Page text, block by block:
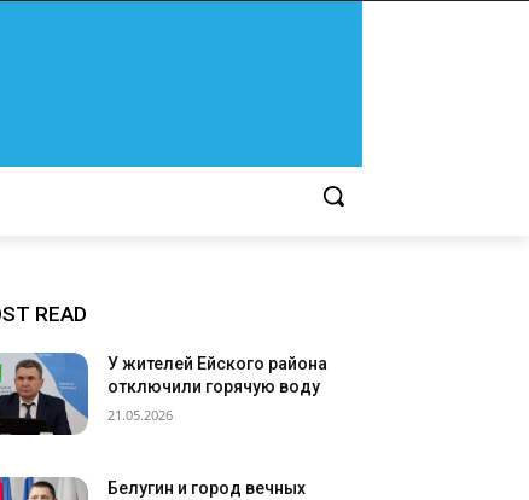
READ
У жителей Ейского района
отключили горячую воду
21.05.2026
Белугин и город вечных